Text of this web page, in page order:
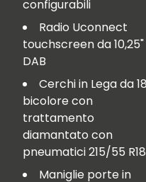
configurabili
Radio Uconnect
touchscreen da 10,25"
DAB
Cerchi in Lega da 18"
bicolore con
trattamento
diamantato con
pneumatici 215/55 R18
Maniglie porte in